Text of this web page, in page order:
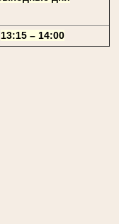
13:15 – 14:00